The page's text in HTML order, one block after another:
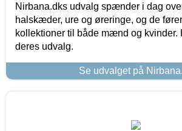
Nirbana.dks udvalg spænder i dag
halskæder, ure og øreringe, og de
kollektioner til både mænd og kvinder.
deres udvalg.
Se udvalget på